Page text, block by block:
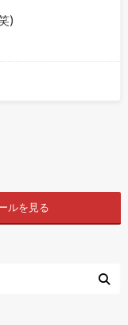
)
ルを見る